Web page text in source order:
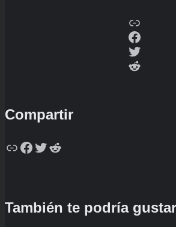
Copy
Twitter
Reddit
Compartir
Copy
Facebook
Twitter
Reddit
También te podría gustar